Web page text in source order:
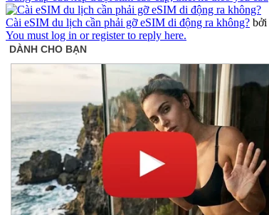
Cài eSIM du lịch cần phải gỡ eSIM di động ra không? bởi
You must log in or register to reply here.